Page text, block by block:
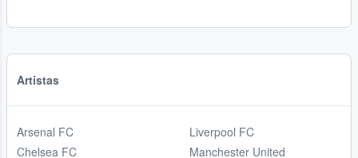
Artistas
Arsenal FC
Chelsea FC
Liverpool FC
Manchester United